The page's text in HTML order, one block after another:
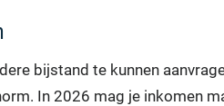
bijstand te kunnen
In 2026 mag je inkomen